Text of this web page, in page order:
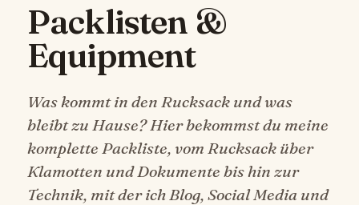
Packlisten &
Equipment
Was kommt in den Rucksack und was
bleibt zu Hause? Hier bekommst du meine
komplette Packliste, vom Rucksack über
Klamotten und Dokumente bis hin zur
Technik, mit der ich Blog, Social Media und